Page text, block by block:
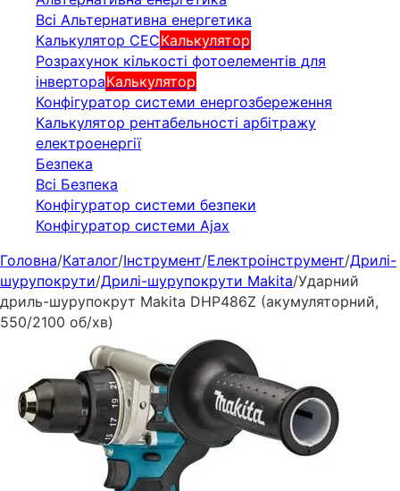
Всі Альтернативна енергетика
Калькулятор СЕСКалькулятор
Розрахунок кількості фотоелементів для
інвертораКалькулятор
Конфігуратор системи енергозбереження
Калькулятор рентабельності арбітражу
електроенергії
Безпека
Всі Безпека
Конфігуратор системи безпеки
Конфігуратор системи Ajax
Головна/Каталог/Інструмент/Електроінструмент/Дрилі-
шурупокрути/Дрилі-шурупокрути Makita/Ударний
дриль-шурупокрут Makita DHP486Z (акумуляторний,
550/2100 об/хв)